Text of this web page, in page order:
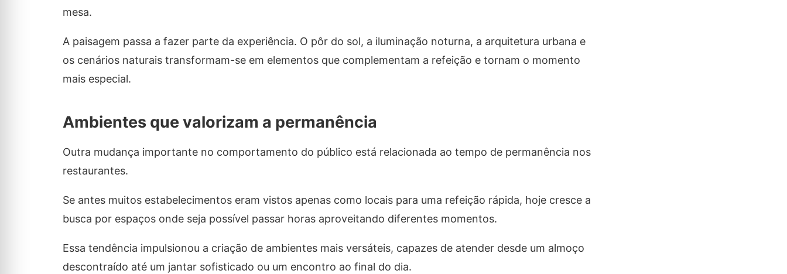
mesa.
A paisagem passa a fazer parte da experiência. O pôr do sol, a iluminação noturna, a arquitetura urbana e
os cenários naturais transformam-se em elementos que complementam a refeição e tornam o momento
mais especial.
Ambientes que valorizam a permanência
Outra mudança importante no comportamento do público está relacionada ao tempo de permanência nos
restaurantes.
Se antes muitos estabelecimentos eram vistos apenas como locais para uma refeição rápida, hoje cresce a
busca por espaços onde seja possível passar horas aproveitando diferentes momentos.
Essa tendência impulsionou a criação de ambientes mais versáteis, capazes de atender desde um almoço
descontraído até um jantar sofisticado ou um encontro ao final do dia.